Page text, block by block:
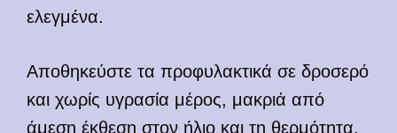
ελεγμένα.
Αποθηκεύστε τα προφυλακτικά σε δροσερό
και χωρίς υγρασία μέρος, μακριά από
άμεση έκθεση στον ήλιο και τη θερμότητα.